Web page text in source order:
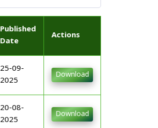
Published
Date
Actions
25-09-
2025
Download
20-08-
2025
Download